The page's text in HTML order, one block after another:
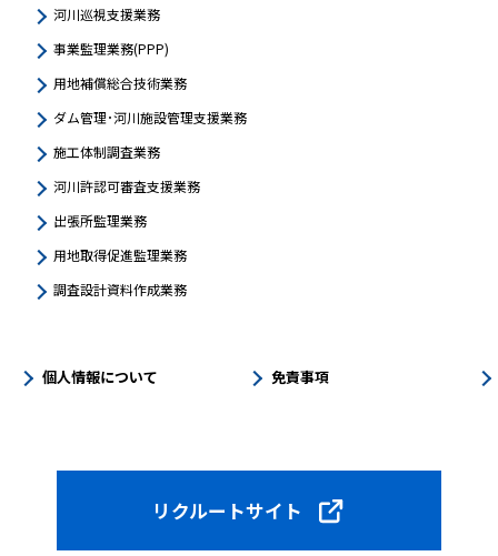
河川巡視支援業務
事業監理業務(PPP)
用地補償総合技術業務
ダム管理･河川施設管理支援業務
施工体制調査業務
河川許認可審査支援業務
出張所監理業務
用地取得促進監理業務
調査設計資料作成業務
個人情報について 免責事項
リクルートサイト